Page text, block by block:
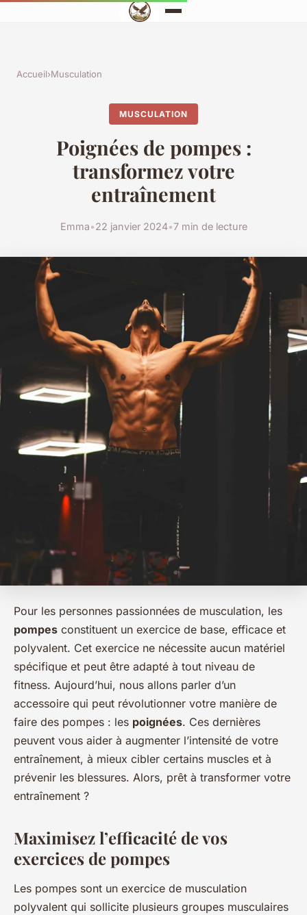
Accueil›Musculation
MUSCULATION
Poignées de pompes :
transformez votre
entraînement
Emma•22 janvier 2024•7 min de lecture
Pour les personnes passionnées de musculation, les
pompes constituent un exercice de base, efficace et
polyvalent. Cet exercice ne nécessite aucun matériel
spécifique et peut être adapté à tout niveau de
fitness. Aujourd’hui, nous allons parler d’un
accessoire qui peut révolutionner votre manière de
faire des pompes : les poignées. Ces dernières
peuvent vous aider à augmenter l’intensité de votre
entraînement, à mieux cibler certains muscles et à
prévenir les blessures. Alors, prêt à transformer votre
entraînement ?
Maximisez l’efficacité de vos
exercices de pompes
Les pompes sont un exercice de musculation
polyvalent qui sollicite plusieurs groupes musculaires